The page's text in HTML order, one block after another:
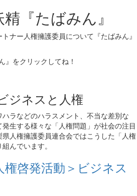
『たばみん』
ナー人権擁護委員について『たばみん』
』をクリックしてね！
ジネスと人権
ラなどのハラスメント、不当な差別な
生する様々な「人権問題」が社会の注目
人権擁護委員連合会ではこうした「人権
んでいます。
権啓発活動＞ビジネス